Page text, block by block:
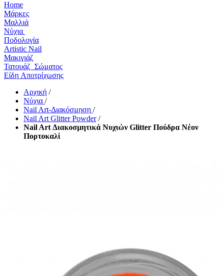
Home
Μάρκες
Μαλλιά
Νύχια
Ποδολογία
Artistic Nail
Μακιγιάζ
Τατουάζ Σώματος
Είδη Αποτρίχωσης
Αρχική /
Νύχια /
Nail Art-Διακόσμηση /
Nail Art Glitter Powder /
Nail Art Διακοσμητικά Νυχιών Glitter Πούδρα Νέον
Πορτοκαλί